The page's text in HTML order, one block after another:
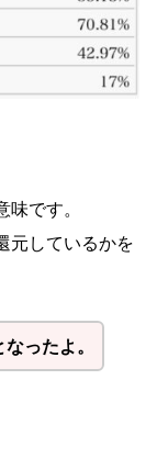
です。
元しているかを
なったよ。